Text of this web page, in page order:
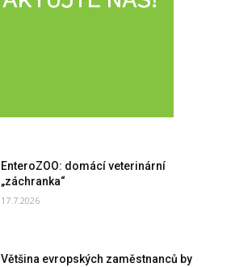
EnteroZOO: domácí veterinární
„záchranka“
17.7.2026
Většina evropských zaměstnanců by